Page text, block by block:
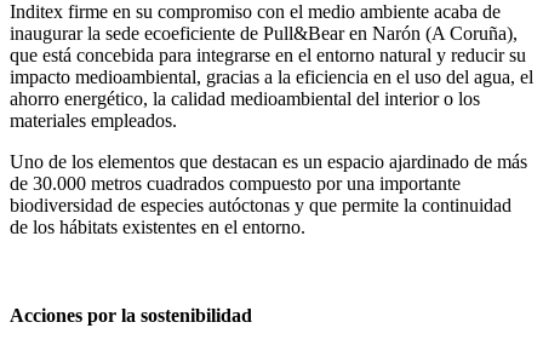
Inditex firme en su compromiso con el medio ambiente acaba de
inaugurar la sede ecoeficiente de Pull&Bear en Narón (A Coruña),
que está concebida para integrarse en el entorno natural y reducir su
impacto medioambiental, gracias a la eficiencia en el uso del agua, el
ahorro energético, la calidad medioambiental del interior o los
materiales empleados.
Uno de los elementos que destacan es un espacio ajardinado de más
de 30.000 metros cuadrados compuesto por una importante
biodiversidad de especies autóctonas y que permite la continuidad
de los hábitats existentes en el entorno.
Acciones por la sostenibilidad